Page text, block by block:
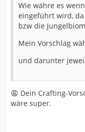
Wie währe es
eingeführt wird,
bzw die
Mein Vorschlag
und darunter
😩 Dein Crafting-
wäre super.